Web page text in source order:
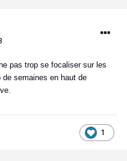
pas trop se focaliser sur les
semaines en haut de
1